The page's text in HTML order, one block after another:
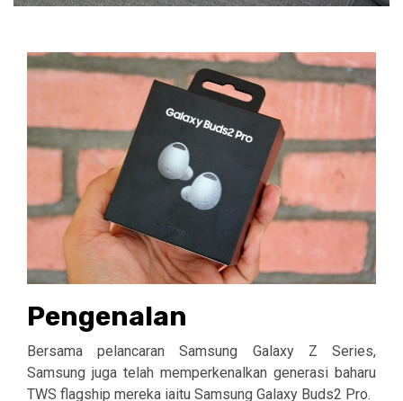
Pengenalan
Bersama pelancaran Samsung Galaxy Z Series,
Samsung juga telah memperkenalkan generasi baharu
TWS flagship mereka iaitu Samsung Galaxy Buds2 Pro.